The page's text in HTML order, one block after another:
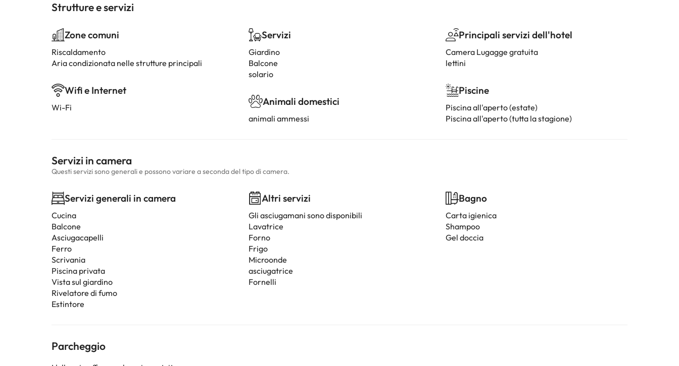
Strutture e servizi
Zone comuni
Riscaldamento
Aria condizionata nelle strutture principali
Wifi e Internet
Wi-Fi
Servizi
Giardino
Balcone
solario
Animali domestici
animali ammessi
Principali servizi dell'hotel
Camera Lugagge gratuita
lettini
Piscine
Piscina all'aperto (estate)
Piscina all'aperto (tutta la stagione)
Servizi in camera
Questi servizi sono generali e possono variare a seconda del tipo di camera.
Servizi generali in camera
Cucina
Balcone
Asciugacapelli
Ferro
Scrivania
Piscina privata
Vista sul giardino
Rivelatore di fumo
Estintore
Altri servizi
Gli asciugamani sono disponibili
Lavatrice
Forno
Frigo
Microonde
asciugatrice
Fornelli
Bagno
Carta igienica
Shampoo
Gel doccia
Parcheggio